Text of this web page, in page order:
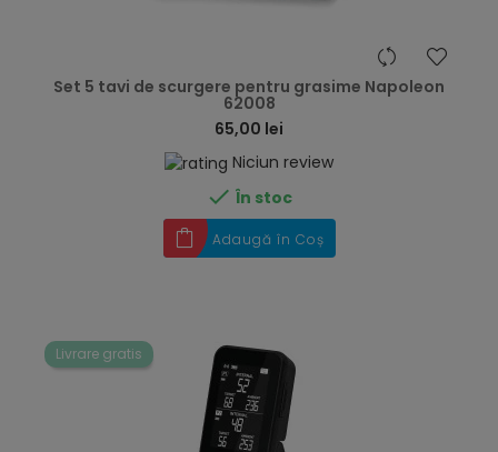
Set 5 tavi de scurgere pentru grasime Napoleon
62008
65,00 lei
Niciun review
 În stoc
Adaugă în Coș
Livrare gratis